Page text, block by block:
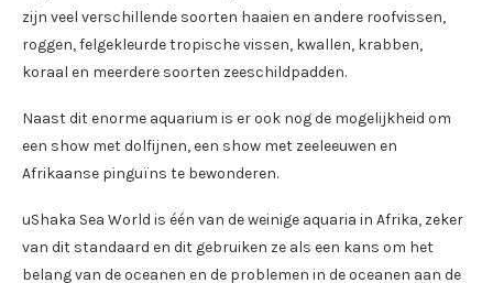
zijn veel verschillende soorten haaien en andere roofvissen,
roggen, felgekleurde tropische vissen, kwallen, krabben,
koraal en meerdere soorten zeeschildpadden.
Naast dit enorme aquarium is er ook nog de mogelijkheid om
een show met dolfijnen, een show met zeeleeuwen en
Afrikaanse pinguïns te bewonderen.
uShaka Sea World is één van de weinige aquaria in Afrika, zeker
van dit standaard en dit gebruiken ze als een kans om het
belang van de oceanen en de problemen in de oceanen aan de